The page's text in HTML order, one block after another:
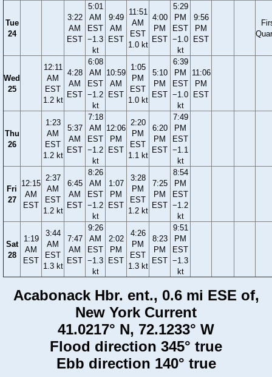
Tue
24
3:22
AM
EST
5:01
AM
EST
−1.3
kt
9:49
AM
EST
11:51
AM
EST
1.0 kt
4:00
PM
EST
5:29
PM
EST
−1.0
kt
9:56
PM
EST
Wed
25
12:11
AM
EST
1.2 kt
4:28
AM
EST
6:08
AM
EST
−1.2
kt
10:59
AM
EST
1:05
PM
EST
1.0 kt
5:10
PM
EST
6:39
PM
EST
−1.0
kt
11:06
PM
EST
Thu
26
1:23
AM
EST
1.2 kt
5:37
AM
EST
7:18
AM
EST
−1.2
kt
12:06
PM
EST
2:20
PM
EST
1.1 kt
6:20
PM
EST
7:49
PM
EST
−1.1
kt
Fri
27
12:15
AM
EST
2:37
AM
EST
1.2 kt
6:45
AM
EST
8:26
AM
EST
−1.2
kt
1:07
PM
EST
3:28
PM
EST
1.2 kt
7:25
PM
EST
8:54
PM
EST
−1.2
kt
Sat
28
1:19
AM
EST
3:44
AM
EST
1.3 kt
7:47
AM
EST
9:26
AM
EST
−1.3
kt
2:02
PM
EST
4:26
PM
EST
1.3 kt
8:23
PM
EST
9:51
PM
EST
−1.3
kt
Acabonack Hbr. ent., 0.6 mi ESE of,
New York Current
41.0217° N, 72.1233° W
Flood direction 345° true
Ebb direction 140° true